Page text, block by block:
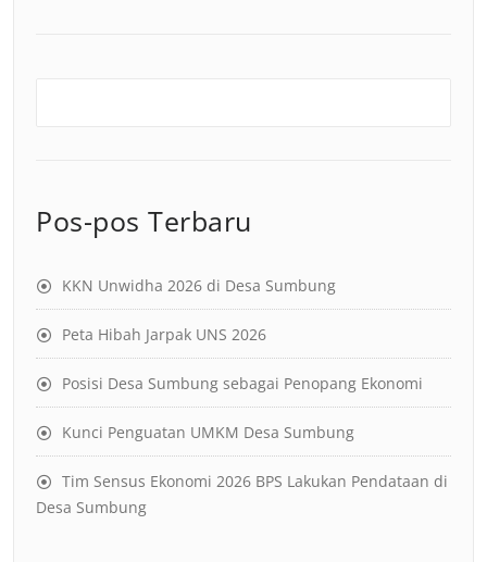
Pos-pos Terbaru
KKN Unwidha 2026 di Desa Sumbung
Peta Hibah Jarpak UNS 2026
Posisi Desa Sumbung sebagai Penopang Ekonomi
Kunci Penguatan UMKM Desa Sumbung
Tim Sensus Ekonomi 2026 BPS Lakukan Pendataan di
Desa Sumbung